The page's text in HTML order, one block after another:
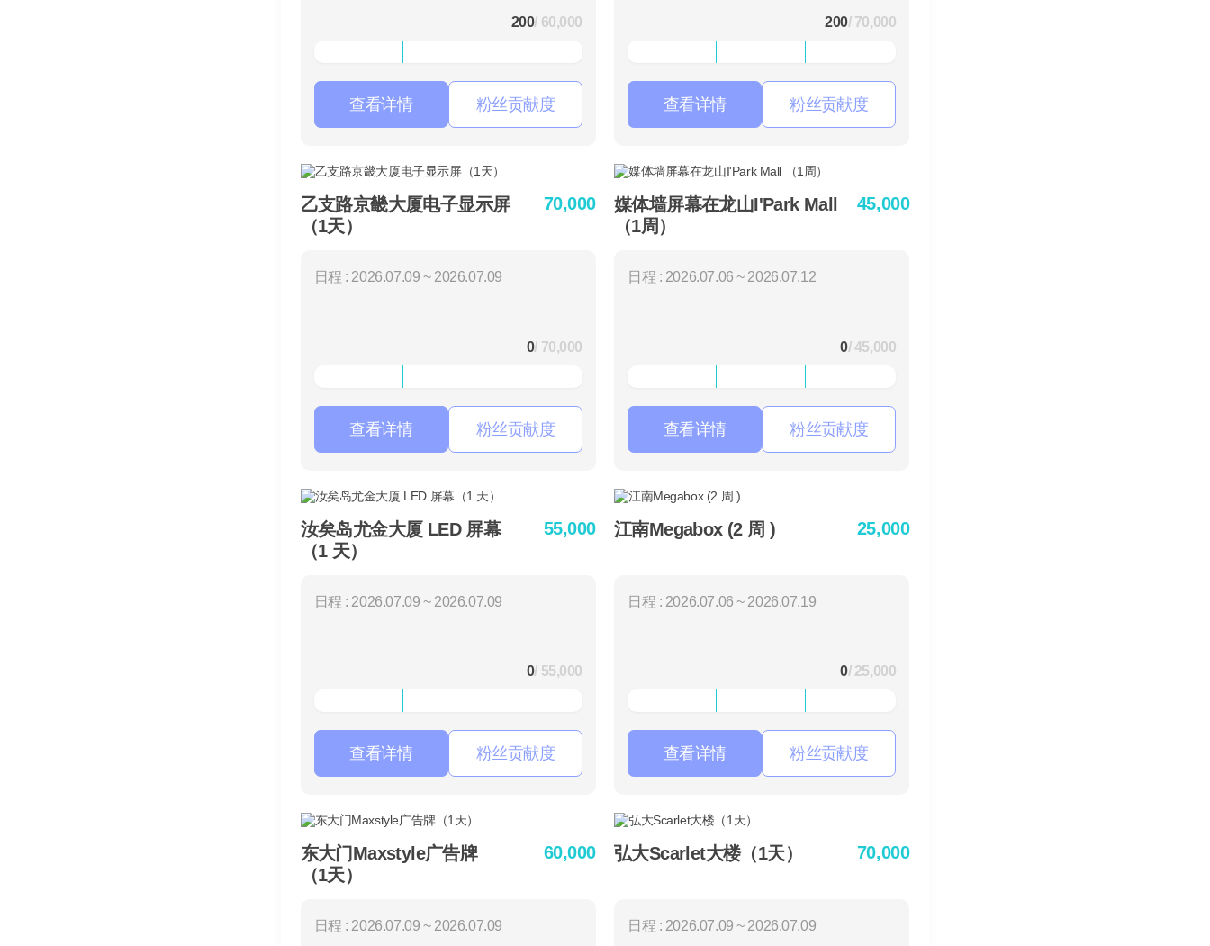
200/ 60,000
查看详情 粉丝贡献度
200/ 70,000
查看详情 粉丝贡献度
乙支路京畿大厦电子显示屏
（1天）
70,000
日程 : 2026.07.09 ~ 2026.07.09
0/ 70,000
查看详情 粉丝贡献度
媒体墙屏幕在龙山I'Park Mall
（1周）
45,000
日程 : 2026.07.06 ~ 2026.07.12
0/ 45,000
查看详情 粉丝贡献度
汝矣岛尤金大厦 LED 屏幕
（1 天）
55,000
日程 : 2026.07.09 ~ 2026.07.09
0/ 55,000
查看详情 粉丝贡献度
江南Megabox (2 周 ) 25,000
日程 : 2026.07.06 ~ 2026.07.19
0/ 25,000
查看详情 粉丝贡献度
东大门Maxstyle广告牌
（1天）
60,000
日程 : 2026.07.09 ~ 2026.07.09
弘大Scarlet大楼（1天） 70,000
日程 : 2026.07.09 ~ 2026.07.09